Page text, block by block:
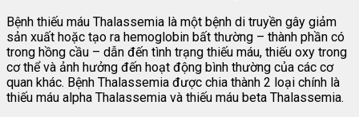
Bệnh thiếu máu Thalassemia là một bệnh di truyền gây giảm
sản xuất hoặc tạo ra hemoglobin bất thường – thành phần có
trong hồng cầu – dẫn đến tình trạng thiếu máu, thiếu oxy trong
cơ thể và ảnh hưởng đến hoạt động bình thường của các cơ
quan khác. Bệnh Thalassemia được chia thành 2 loại chính là
thiếu máu alpha Thalassemia và thiếu máu beta Thalassemia.